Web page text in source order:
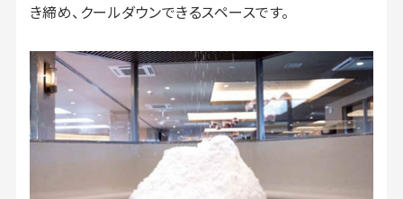
き締め、クールダウンできるスペースです。